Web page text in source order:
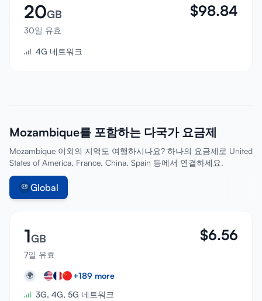
20GB
30일 유효
$98.84
4G 네트워크
Mozambique를 포함하는 다국가 요금제
Mozambique 이외의 지역도 여행하시나요? 하나의 요금제로 United
States of America, France, China, Spain 등에서 연결하세요.
Global
1GB
7일 유효
$6.56
🌍 +189 more
3G, 4G, 5G 네트워크